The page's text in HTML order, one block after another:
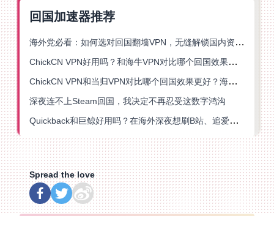
回国加速器推荐
海外党必看：如何选对回国翻墙VPN，无缝解锁国内资源？
ChickCN VPN好用吗？和海牛VPN对比哪个回国效果更好？
ChickCN VPN和当归VPN对比哪个回国效果更好？海外党亲测后选了它
深夜连不上Steam回国，我决定不再忍受这数字鸿沟
Quickback和巨鲸好用吗？在海外深夜想刷B站、追爱奇艺的你，或许正需要这份答案
Spread the love